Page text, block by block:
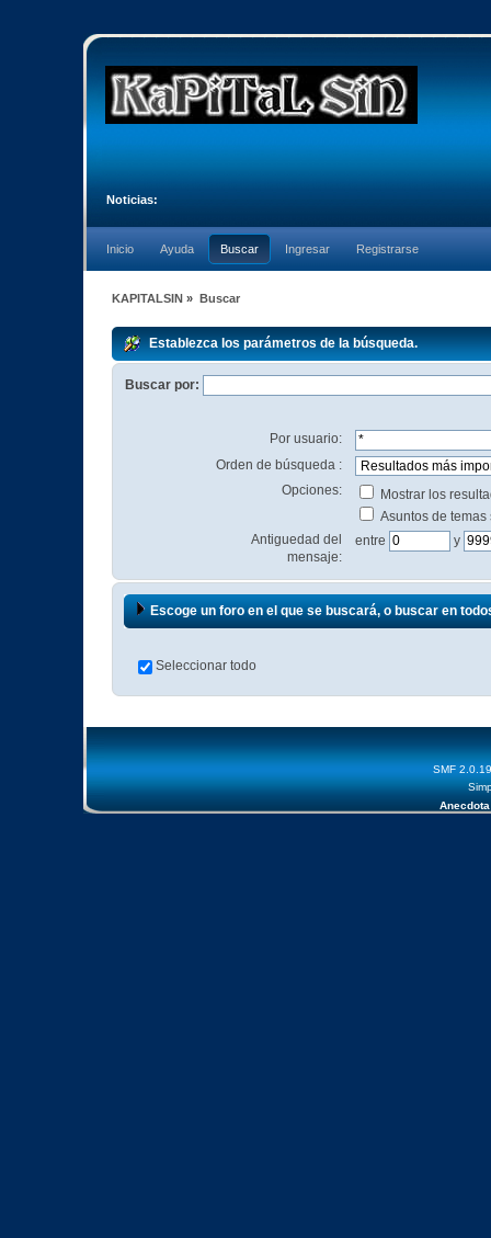
Noticias:
Inicio Ayuda Buscar Ingresar Registrarse
KAPITALSIN » Buscar
Establezca los parámetros de la búsqueda.
Buscar por:
Por usuario:
Orden de búsqueda :
Opciones:
Mostrar los
Asuntos de temas
Antiguedad del
mensaje:
entre y
Escoge un foro en el que se buscará, o buscar en
Seleccionar todo
SMF 2.0.19
Anecdota